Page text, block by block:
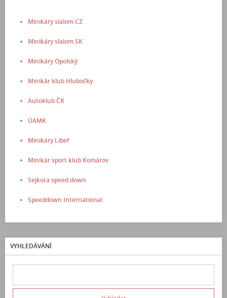
Minikáry slalom CZ
Minikáry slalom SK
Minikáry Opolský
Minikár klub Hlubočky
Autoklub ČR
ÚAMK
Minikáry Libeř
Minikár sport klub Komárov
Sejkora speed down
Speeddown International
VYHLEDÁVÁNÍ